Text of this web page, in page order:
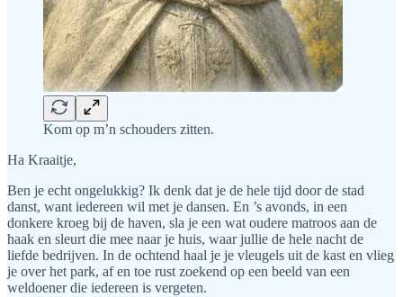
Kom op m’n schouders zitten.
Ha Kraaitje,
Ben je echt ongelukkig? Ik denk dat je de hele tijd door de stad
danst, want iedereen wil met je dansen. En ’s avonds, in een
donkere kroeg bij de haven, sla je een wat oudere matroos aan de
haak en sleurt die mee naar je huis, waar jullie de hele nacht de
liefde bedrijven. In de ochtend haal je je vleugels uit de kast en vlieg
je over het park, af en toe rust zoekend op een beeld van een
weldoener die iedereen is vergeten.